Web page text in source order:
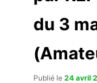
du 3
Publié le 24 avril